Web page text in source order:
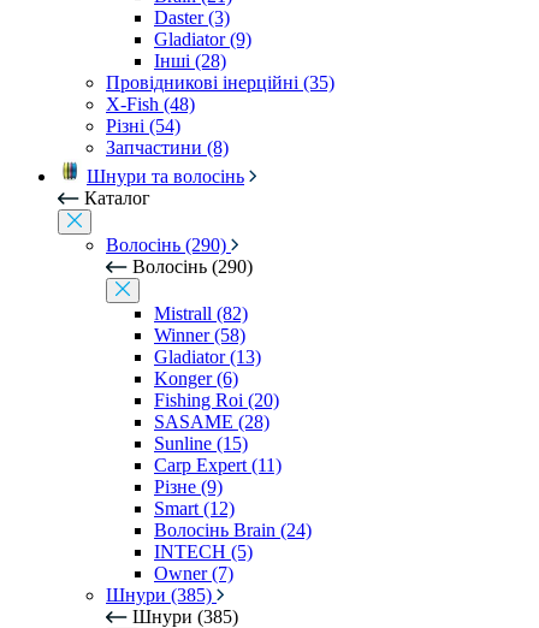
Daster (3)
Gladiator (9)
Інші (28)
Провідникові інерційні (35)
X-Fish (48)
Різні (54)
Запчастини (8)
Шнури та волосінь
Каталог
Волосінь (290)
Волосінь (290)
Mistrall (82)
Winner (58)
Gladiator (13)
Konger (6)
Fishing Roi (20)
SASAME (28)
Sunline (15)
Carp Expert (11)
Різне (9)
Smart (12)
Волосінь Brain (24)
INTECH (5)
Owner (7)
Шнури (385)
Шнури (385)